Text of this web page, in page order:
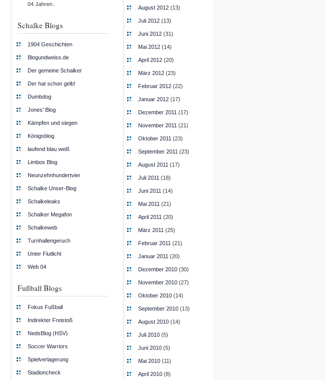
04 Jahren..
Schalke Blogs
1904 Geschichten
Blogundweiss.de
Der gemeine Schalker
Der hat schon gelb!
Dumbdog
Jones' Blog
Kämpfen und siegen
Königsblog
laufend blau weiß
Limbos Blog
Neunzehnhundertvier
Schalke Unser-Blog
Schalkeleaks
Schalker Megafon
Schalkeweb
Turnhallengeruch
Unter Flutlicht
Web 04
Fußball Blogs
Fokus Fußball
Indirekter Freistoß
NedsBlog (HSV)
Soccer Warriors
Spielverlagerung
Stadioncheck
August 2012 (13)
Juli 2012 (13)
Juni 2012 (31)
Mai 2012 (14)
April 2012 (20)
März 2012 (23)
Februar 2012 (22)
Januar 2012 (17)
Dezember 2011 (17)
November 2011 (21)
Oktober 2011 (23)
September 2011 (23)
August 2011 (17)
Juli 2011 (18)
Juni 2011 (14)
Mai 2011 (21)
April 2011 (20)
März 2011 (25)
Februar 2011 (21)
Januar 2011 (20)
Dezember 2010 (30)
November 2010 (27)
Oktober 2010 (14)
September 2010 (13)
August 2010 (14)
Juli 2010 (5)
Juni 2010 (5)
Mai 2010 (11)
April 2010 (8)